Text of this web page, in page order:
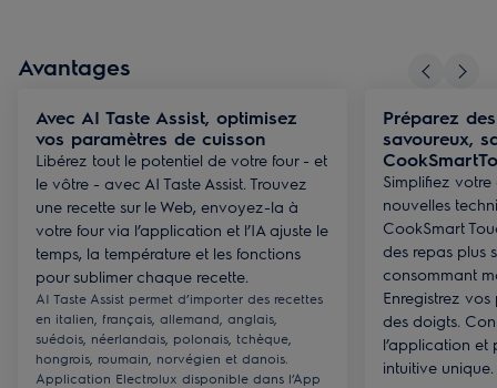
Avantages
Avec AI Taste Assist, optimisez
vos paramètres de cuisson
Libérez tout le potentiel de votre four - et
le vôtre - avec AI Taste Assist. Trouvez
une recette sur le Web, envoyez-la à
votre four via l’application et l’IA ajuste le
temps, la température et les fonctions
pour sublimer chaque recette.
AI Taste Assist permet d’importer des recettes
en italien, français, allemand, anglais,
suédois, néerlandais, polonais, tchèque,
hongrois, roumain, norvégien et danois.
Application Electrolux disponible dans l’App
Préparez
savoureux,
Simplifiez
nouvelles
CookSmart
des repas plus
consommant
Enregistrez
des doigts.
l’application et
intuitive unique.